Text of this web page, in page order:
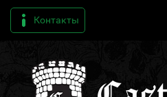
Контакты